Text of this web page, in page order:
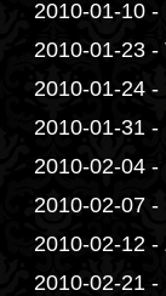
2010-01-10 -
2010-01-23 -
2010-01-24 -
2010-01-31 -
2010-02-04 -
2010-02-07 -
2010-02-12 -
2010-02-21 -